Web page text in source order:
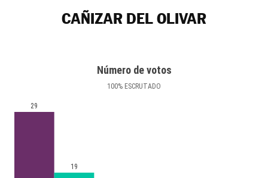
CAÑIZAR DEL OLIVAR
Número de votos
100% ESCRUTADO
29
19